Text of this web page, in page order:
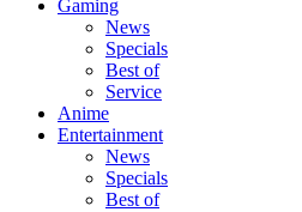
Gaming
News
Specials
Best of
Service
Anime
Entertainment
News
Specials
Best of